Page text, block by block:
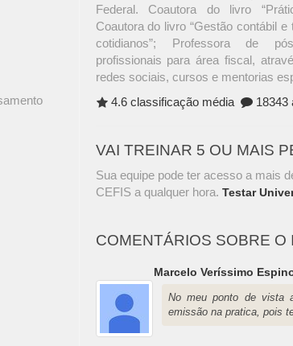
Federal. Coautora do livro
Coautora do livro “Gestão contábil
cotidianos”; Professora de
profissionais para área fiscal,
redes sociais, cursos e mentorias
4.6 classificação média
18343
VAI TREINAR 5 OU MAIS
Sua equipe pode ter acesso a mais
CEFIS a qualquer hora.Testar
COMENTÁRIOS SOBRE O
Marcelo Veríssimo
No meu ponto de vista
emissão na pratica, pois